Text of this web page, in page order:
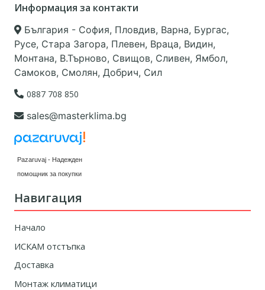
Информация за контакти
България - София, Пловдив, Варна, Бургас,
Русе, Стара Загора, Плевен, Враца, Видин,
Монтана, В.Търново, Свищов, Сливен, Ямбол,
Самоков, Смолян, Добрич, Сил
0887 708 850
sales@masterklima.bg
Pazaruvaj - Надежден
помощник за покупки
Навигация
Начало
ИСКАМ отстъпка
Доставка
Монтаж климатици